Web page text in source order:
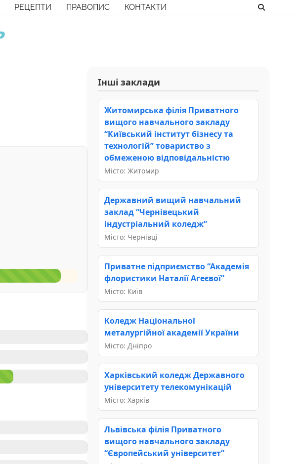
РЕЦЕПТИ ПРАВОПИС КОНТАКТИ
Інші заклади
Житомирська філія Приватного
вищого навчального закладу
“Київський інститут бізнесу та
технологій” товариство з
обмеженою відповідальністю
Місто: Житомир
Державний вищий навчальний
заклад “Чернівецький
індустріальний коледж”
Місто: Чернівці
Приватне підприємство “Академія
флористики Наталії Агеєвої”
Місто: Київ
Коледж Національної
металургійної академії України
Місто: Дніпро
Харківський коледж Державного
університету телекомунікацій
Місто: Харків
Львівська філія Приватного
вищого навчального закладу
“Європейський університет”